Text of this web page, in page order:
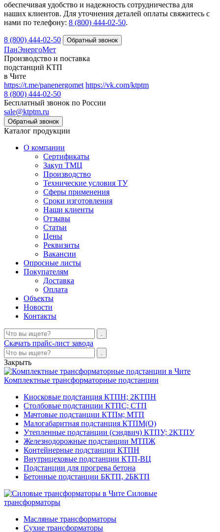
обеспечивая удобство и надежность сотрудничества для
наших клиентов. Для уточнения деталей оплаты свяжитесь с
нами по телефону: 8 (800) 444-02-50.
8 (800) 444-02-50
ПанЭнергоМет
Производство и поставка
подстанций КТП
в Чите
https://t.me/panenergomet https://vk.com/ktptm
8 (800) 444-02-50
Бесплатный звонок по России
sale@ktptm.ru
Каталог продукции
О компании
Сертификаты
Закуп ТМЦ
Производство
Технические условия ТУ
Сферы применения
Сроки изготовления
Наши клиенты
Отзывы
Статьи
Цены
Реквизиты
Вакансии
Опросные листы
Покупателям
Доставка
Оплата
Объекты
Новости
Контакты
Скачать прайс-лист завода
Закрыть
Комплектные трансформаторные подстанции
Киосковые подстанция КТПН; 2КТПН
Столбовые подстанции КТПС; СТП
Мачтовые подстанции КТПм; МТП
Малогабаритная подстанция КТПМ(О)
Утепленные подстанции (сэндвич) КТПУ; 2КТПУ
Железнодорожные подстанции МТПЖ
Контейнерные подстанции КТПН
Внутрицеховые подстанции КТП-ВЦ
Подстанции для прогрева бетона
Бетонные подстанции БКТП, 2БКТП
Силовые
трансформаторы
Масляные трансформаторы
Сухие трансформаторы